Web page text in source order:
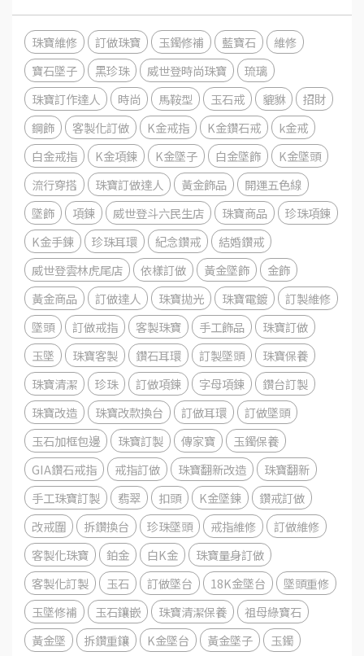
珠寶維修 訂做珠寶 玉鐲修補 藍寶石
維修
寶石墜子
黑珍珠 威世登時尚珠寶
琉璃
珠寶訂作達人
時尚 馬鞍型 玉石戒 貔貅
招財
鋼飾
客製化訂做 K金戒指 K金鑽石戒
k金戒
白金戒指
K金項鍊 K金墜子 白金墜飾
K金墜頭
流行穿搭
珠寶訂做達人 黃金飾品
開運五色線
墜飾
項鍊 威世登斗六民生店 珠寶商品
珍珠項鍊
K金手鍊
珍珠耳環 紀念鑽戒
結婚鑽戒
威世登雲林虎尾店
依樣訂做 黃金墜飾
金飾
黃金商品
訂做達人 珠寶拋光 珠寶電鍍
訂製維修
墜頭
訂做戒指 客製珠寶 手工飾品
珠寶訂做
玉墜
珠寶客製 鑽石耳環 訂製墜頭
珠寶保養
珠寶清潔
珍珠 訂做項鍊 字母項鍊
鑽台訂製
珠寶改造
珠寶改款換台 訂做耳環
訂做墜頭
玉石加框包邊
珠寶訂製 傳家寶
玉鐲保養
GIA鑽石戒指
戒指訂做 珠寶翻新改造
珠寶翻新
手工珠寶訂製
翡翠 扣頭 K金墜鍊
鑽戒訂做
改戒圍
拆鑽換台 珍珠墜頭 戒指維修
訂做維修
客製化珠寶
鉑金 白K金
珠寶量身訂做
客製化訂製
玉石 訂做墜台 18K金墜台
墜頭重修
玉墜修補
玉石鑲嵌 珠寶清潔保養
祖母綠寶石
黃金墜
拆鑽重鑲 K金墜台 黃金墜子 玉鐲